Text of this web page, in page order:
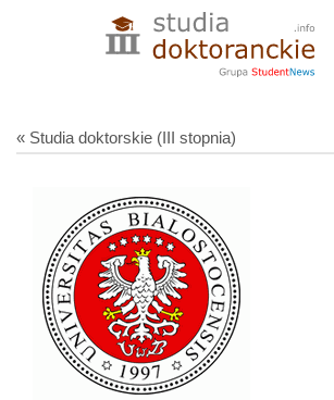
« Studia doktorskie (III stopnia)